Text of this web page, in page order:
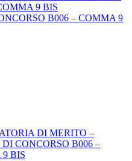
9 BIS
B006 – COMMA 9
DI MERITO –
CONCORSO B006 –
BIS